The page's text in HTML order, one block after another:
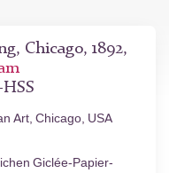
Chicago, 1892,
Art, Chicago, USA
Giclée-Papier-